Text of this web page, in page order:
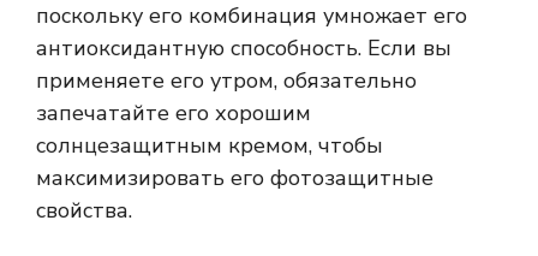
поскольку его комбинация умножает его
антиоксидантную способность. Если вы
применяете его утром, обязательно
запечатайте его хорошим
солнцезащитным кремом, чтобы
максимизировать его фотозащитные
свойства.